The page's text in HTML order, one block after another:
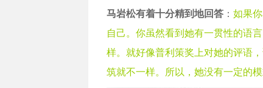
马岩松有着十分精到地回答： 如果
自己。你虽然看到她有一贯性的语
样。就好像普利策奖上对她的评语
筑就不一样。所以，她没有一定的模